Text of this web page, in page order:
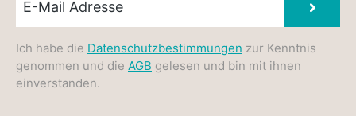
Ich habe die Datenschutzbestimmungen zur Kenntnis
genommen und die AGB gelesen und bin mit ihnen
einverstanden.